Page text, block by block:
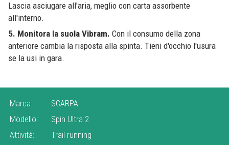
Lascia asciugare all'aria, meglio con carta assorbente
all'interno.
5. Monitora la suola Vibram. Con il consumo della zona
anteriore cambia la risposta alla spinta. Tieni d'occhio l'usura
se la usi in gara.
Marca
SCARPA
Modello:
Spin Ultra 2
Attività:
Trail running